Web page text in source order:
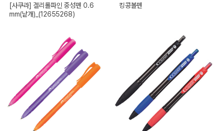
[사쿠라] 겔리롤파인 중성펜 0.6
mm(낱개)_(12655268)
킹콩볼펜